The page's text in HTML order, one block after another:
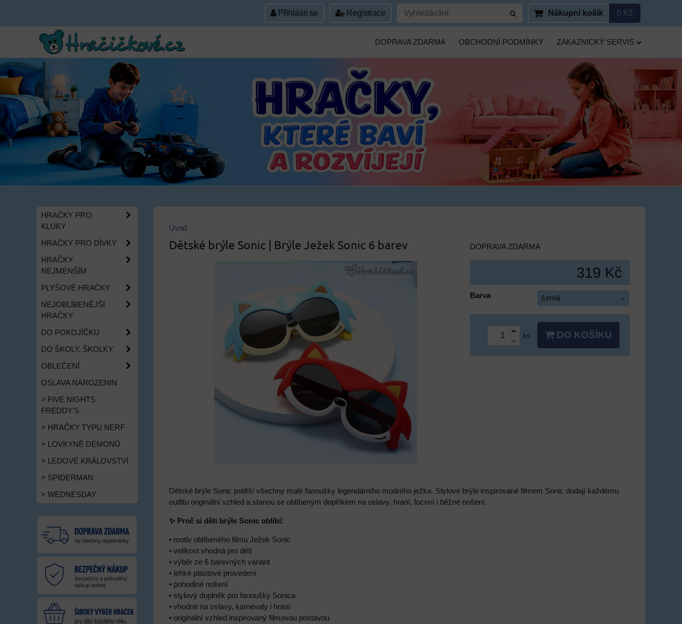
Přihlásit se Registrace Nákupní košík 0 Kč
DOPRAVA ZDARMA OBCHODNÍ PODMÍNKY ZÁKAZNICKÝ SERVIS
Úvod
Dětské brýle Sonic | Brýle Ježek Sonic 6 barev DOPRAVA ZDARMA
319 Kč
Barva černá
ks DO KOŠÍKU
Dětské brýle Sonic potěší všechny malé fanoušky legendárního modrého ježka. Stylové brýle inspirované filmem Sonic dodají každému
outfitu originální vzhled a stanou se oblíbeným doplňkem na oslavy, hraní, focení i běžné nošení.
✨ Proč si děti brýle Sonic oblíbí:
• motiv oblíbeného filmu Ježek Sonic
• velikost vhodná pro děti
• výběr ze 6 barevných variant
• lehké plastové provedení
• pohodlné nošení
• stylový doplněk pro fanoušky Sonica
• vhodné na oslavy, karnevaly i hraní
• originální vzhled inspirovaný filmovou postavou
HRAČKY PRO
KLUKY
HRAČKY PRO DÍVKY
HRAČKY
NEJMENŠÍM
PLYŠOVÉ HRAČKY
NEJOBLÍBENĚJŠÍ
HRAČKY
DO POKOJÍČKU
DO ŠKOLY, ŠKOLKY
OBLEČENÍ
OSLAVA NAROZENIN
> FIVE NIGHTS
FREDDY'S
> HRAČKY TYPU NERF
> LOVKYNĚ DÉMONŮ
> LEDOVÉ KRÁLOVSTVÍ
> SPIDERMAN
> WEDNESDAY